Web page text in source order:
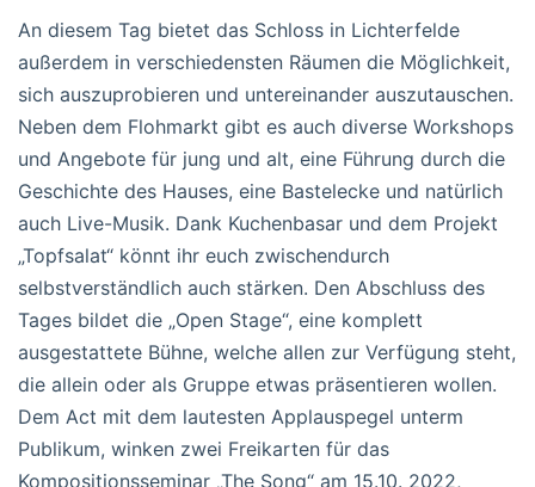
An diesem Tag bietet das Schloss in Lichterfelde
außerdem in verschiedensten Räumen die Möglichkeit,
sich auszuprobieren und untereinander auszutauschen.
Neben dem Flohmarkt gibt es auch diverse Workshops
und Angebote für jung und alt, eine Führung durch die
Geschichte des Hauses, eine Bastelecke und natürlich
auch Live-Musik. Dank Kuchenbasar und dem Projekt
„Topfsalat“ könnt ihr euch zwischendurch
selbstverständlich auch stärken. Den Abschluss des
Tages bildet die „Open Stage“, eine komplett
ausgestattete Bühne, welche allen zur Verfügung steht,
die allein oder als Gruppe etwas präsentieren wollen.
Dem Act mit dem lautesten Applauspegel unterm
Publikum, winken zwei Freikarten für das
Kompositionsseminar „The Song“ am 15.10. 2022,